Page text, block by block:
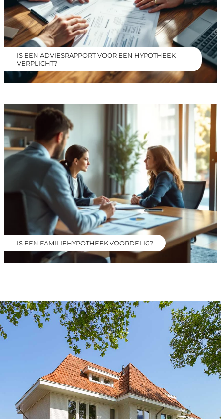
IS EEN ADVIESRAPPORT VOOR EEN HYPOTHEEK
VERPLICHT?
IS EEN FAMILIEHYPOTHEEK VOORDELIG?